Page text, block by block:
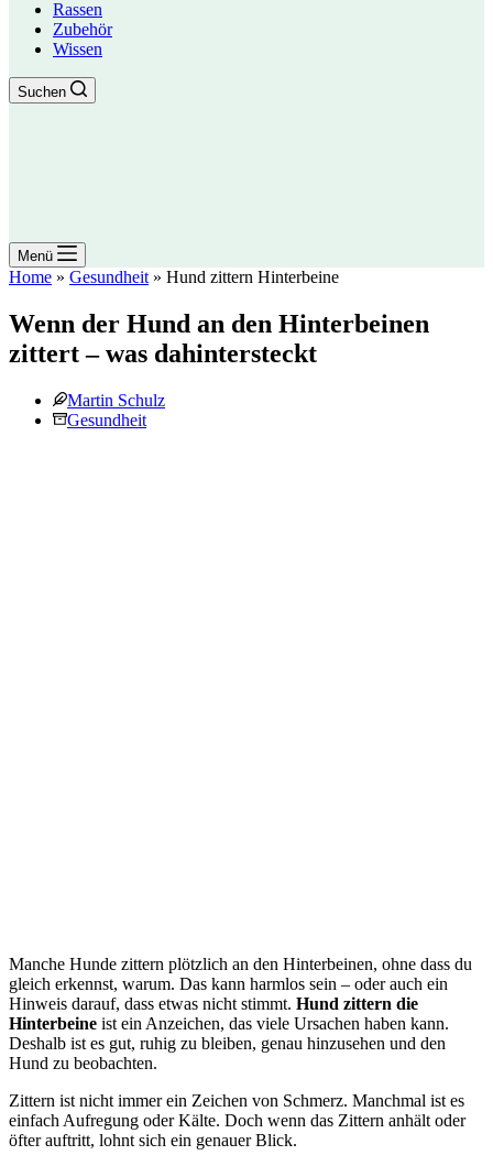
Rassen
Zubehör
Wissen
Suchen
Menü
Home » Gesundheit » Hund zittern Hinterbeine
Wenn der Hund an den Hinterbeinen
zittert – was dahintersteckt
Martin Schulz
Gesundheit
Manche Hunde zittern plötzlich an den Hinterbeinen, ohne dass du
gleich erkennst, warum. Das kann harmlos sein – oder auch ein
Hinweis darauf, dass etwas nicht stimmt. Hund zittern die
Hinterbeine ist ein Anzeichen, das viele Ursachen haben kann.
Deshalb ist es gut, ruhig zu bleiben, genau hinzusehen und den
Hund zu beobachten.
Zittern ist nicht immer ein Zeichen von Schmerz. Manchmal ist es
einfach Aufregung oder Kälte. Doch wenn das Zittern anhält oder
öfter auftritt, lohnt sich ein genauer Blick.